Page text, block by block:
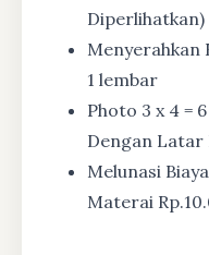
Diperlihatkan)
Menyerahkan
1 lembar
Photo 3 x 4 =
Dengan Latar
Melunasi
Materai